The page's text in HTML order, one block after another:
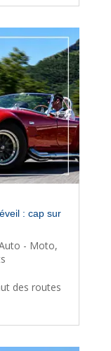
: cap sur
- Moto,
des routes